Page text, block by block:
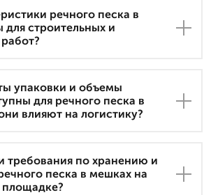
речного песка в
строительных и
упаковки и объемы
для речного песка в
влияют на логистику?
требования по хранению и
песка в мешках на
площадке?